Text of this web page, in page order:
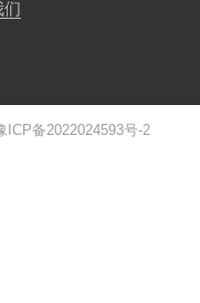
们
ICP备2022024593号-2